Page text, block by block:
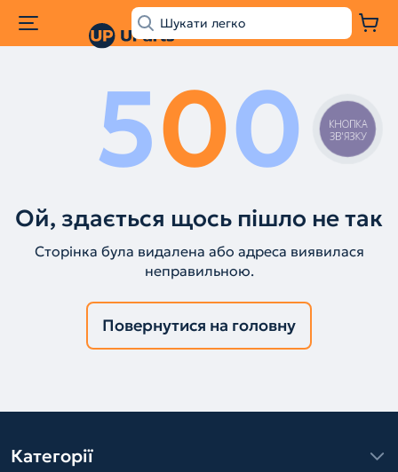
500
Ой, здається щось пішло не так
Сторінка була видалена або адреса виявилася
неправильною.
Повернутися на головну
Категорії
КНОПКА
ЗВ'ЯЗКУ